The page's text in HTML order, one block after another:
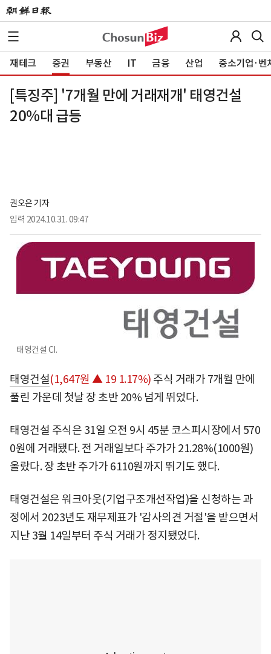
재테크 증권 부동산 IT 금융 산업 중소기업·벤
[특징주] '7개월 만에 거래재개' 태영건설
20%대 급등
권오은 기자
입력 2024.10.31. 09:47
태영건설 CI.
태영건설(1,647원 ▲ 19 1.17%) 주식 거래가 7개월 만에
풀린 가운데 첫날 장 초반 20% 넘게 뛰었다.
태영건설 주식은 31일 오전 9시 45분 코스피시장에서 570
0원에 거래됐다. 전 거래일보다 주가가 21.28%(1000원)
올랐다. 장 초반 주가가 6110원까지 뛰기도 했다.
태영건설은 워크아웃(기업구조개선작업)을 신청하는 과
정에서 2023년도 재무제표가 '감사의견 거절'을 받으면서
지난 3월 14일부터 주식 거래가 정지됐었다.